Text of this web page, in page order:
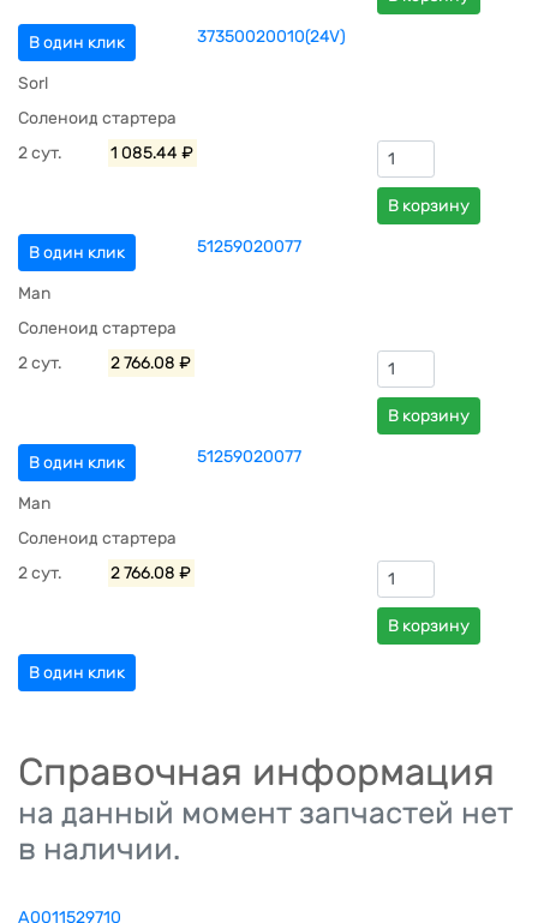
В один клик 37350020010(24V)
Sorl
Соленоид стартера
2 сут.
1 085.44 ₽
В корзину
В один клик 51259020077
Man
Соленоид стартера
2 сут.
2 766.08 ₽
В корзину
В один клик 51259020077
Man
Соленоид стартера
2 сут.
2 766.08 ₽
В корзину
В один клик
Справочная информация
на данный момент запчастей нет
в наличии.
A0011529710